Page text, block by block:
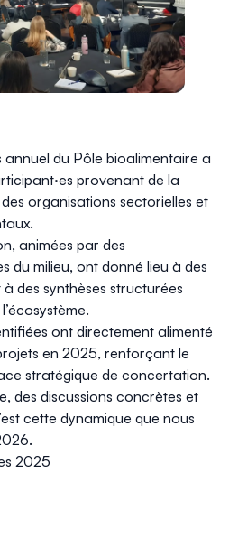
annuel du Pôle bioalimentaire a
provenant de la
organisations sectorielles et
animées par des
du milieu, ont donné lieu à des
des synthèses structurées
ont directement alimenté
en 2025, renforçant le
stratégique de concertation.
des discussions concrètes et
cette dynamique que nous
2025